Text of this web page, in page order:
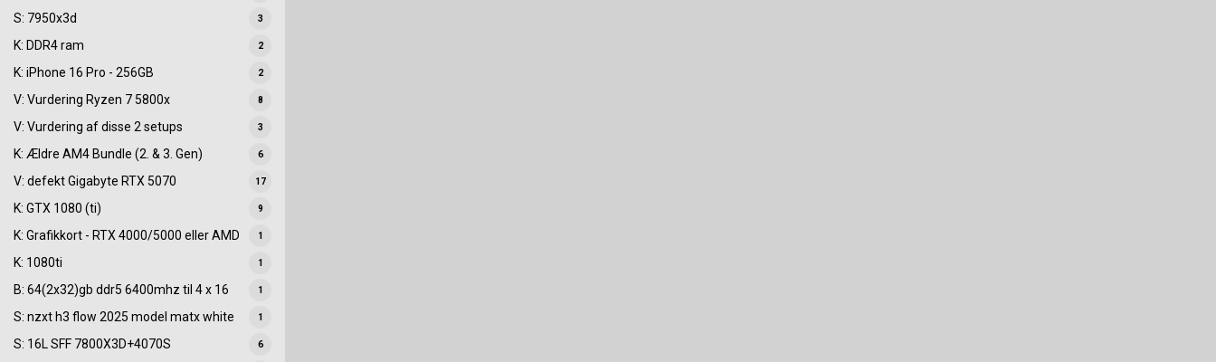
S: 7950x3d 3
K: DDR4 ram 2
K: iPhone 16 Pro - 256GB 2
V: Vurdering Ryzen 7 5800x 8
V: Vurdering af disse 2 setups 3
K: Ældre AM4 Bundle (2. & 3. Gen) 6
V: defekt Gigabyte RTX 5070 17
K: GTX 1080 (ti) 9
K: Grafikkort - RTX 4000/5000 eller AMD 1
K: 1080ti 1
B: 64(2x32)gb ddr5 6400mhz til 4 x 16 1
S: nzxt h3 flow 2025 model matx white 1
S: 16L SFF 7800X3D+4070S 6